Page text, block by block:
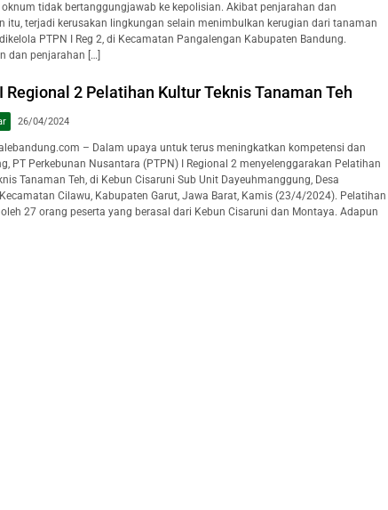
tidak bertanggungjawab ke kepolisian. Akibat penjarahan dan
itu, terjadi kerusakan lingkungan selain menimbulkan kerugian dari tanaman
PTPN I Reg 2, di Kecamatan Pangalengan Kabupaten Bandung.
dan penjarahan […]
Regional 2 Pelatihan Kultur Teknis Tanaman Teh
26/04/2024
– Dalam upaya untuk terus meningkatkan kompetensi dan
PT Perkebunan Nusantara (PTPN) I Regional 2 menyelenggarakan Pelatihan
Tanaman Teh, di Kebun Cisaruni Sub Unit Dayeuhmanggung, Desa
Cilawu, Kabupaten Garut, Jawa Barat, Kamis (23/4/2024). Pelatihan
27 orang peserta yang berasal dari Kebun Cisaruni dan Montaya. Adapun